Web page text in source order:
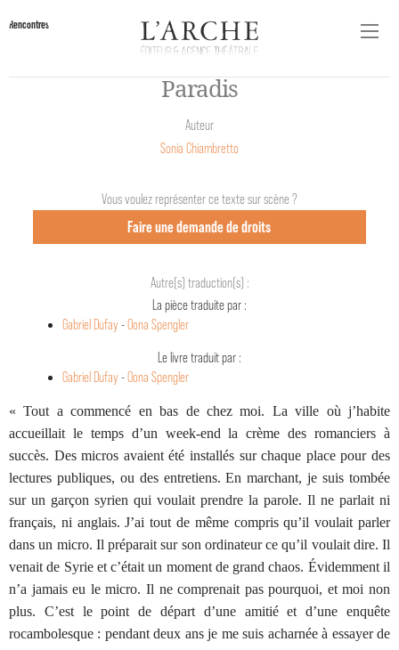
Rencontres
Paradis
Auteur
Sonia Chiambretto
Vous voulez représenter ce texte sur scène ?
Faire une demande de droits
Autre(s) traduction(s) :
La pièce traduite par :
Gabriel Dufay -Oona Spengler
Le livre traduit par :
Gabriel Dufay -Oona Spengler
« Tout a commencé en bas de chez moi. La ville où j’habite
accueillait le temps d’un week-end la crème des romanciers à
succès. Des micros avaient été installés sur chaque place pour des
lectures publiques, ou des entretiens. En marchant, je suis tombée
sur un garçon syrien qui voulait prendre la parole. Il ne parlait ni
français, ni anglais. J’ai tout de même compris qu’il voulait parler
dans un micro. Il préparait sur son ordinateur ce qu’il voulait dire. Il
venait de Syrie et c’était un moment de grand chaos. Évidemment il
n’a jamais eu le micro. Il ne comprenait pas pourquoi, et moi non
plus. C’est le point de départ d’une amitié et d’une enquête
rocambolesque : pendant deux ans je me suis acharnée à essayer de